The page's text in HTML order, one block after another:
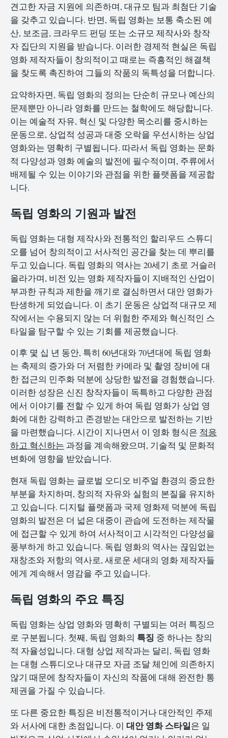
견고한 자금 지원에 의존하며, 대규모 팀과 최첨단 기술
을 갖추고 있습니다. 반면, 독립 영화는 보통 축소된 예
산, 보조금, 크라우드 펀딩 또는 소규모 제작사와 창작
자 집단의 지원을 받습니다. 이러한 경제적 현실은 독립
영화 제작자들이 창의적이고 때로는 즉흥적인 해결책
을 찾도록 촉진하여 그들의 작품의 독특성을 더합니다.
요약하자면, 독립 영화의 정의는 단순히 규모나 예산의
문제뿐만 아니라 영화를 만드는 철학에도 해당합니다.
이는 예술적 자유, 혁신 및 다양한 목소리를 중시하는
운동으로, 상업적 성공과 대중 오락을 우선시하는 상업
영화와는 명확히 구별됩니다. 따라서 독립 영화는 문화
적 다양성과 영화 예술의 발전에 필수적이며, 주류에서
배제될 수 있는 이야기와 관점을 위한 플랫폼을 제공합
니다.
독립 영화의 기원과 발전
독립 영화는 대형 제작사와 전통적인 할리우드 스튜디
오를 넘어 창의적이고 서사적인 공간을 찾는 데 뿌리를
두고 있습니다. 독립 영화의 역사는 20세기 초로 거슬러
올라가며, 비전 있는 영화 제작자들이 지배적인 산업이
부과한 규칙과 제한을 깨기로 결심하면서 대안 영화가
탄생하게 되었습니다. 이 초기 운동은 상업적 대규모 제
작에서는 수용되지 않는 더 위험한 주제와 혁신적인 스
타일을 탐구할 수 있는 기회를 제공했습니다.
이후 몇 십 년 동안, 특히 60년대와 70년대에 독립 영화
는 축제의 증가와 더 저렴한 카메라 및 촬영 장비에 대
한 접근의 민주화 덕분에 상당한 발전을 경험했습니다.
이러한 성장은 신진 창작자들이 독특하고 다양한 관점
에서 이야기를 전할 수 있게 하여 독립 영화가 상업 영
화에 대한 강력하고 존경받는 대안으로 발전하는 기반
을 마련했습니다. 시간이 지나면서 이 영화 형식은 적응
하고 혁신하는 과정을 계속해왔으며, 기술적 및 문화적
변화에 영향을 받았습니다.
현재 독립 영화는 글로벌 오디오 비주얼 환경의 중요한
부분을 차지하며, 창의적 자유와 실험의 본질을 유지하
고 있습니다. 디지털 플랫폼과 국제 영화제 덕분에 독립
영화의 발전은 더 넓은 대중이 관습에 도전하는 제작물
에 접근할 수 있게 하여 서사적이고 시각적인 다양성을
풍부하게 하고 있습니다. 독립 영화의 역사는 끊임없는
재창조와 저항의 역사로, 새로운 세대의 영화 제작자들
에게 계속해서 영감을 주고 있습니다.
독립 영화의 주요 특징
독립 영화는 상업 영화와 명확히 구별되는 여러 특징으
로 구분됩니다. 첫째, 독립 영화의 특징 중 하나는 창의
적 자율성입니다. 대형 상업 제작과는 달리, 독립 영화
는 대형 스튜디오나 대규모 자금 조달 체인에 의존하지
않기 때문에 창작자들이 자신의 작품에 대해 완전한 통
제권을 가질 수 있습니다.
또 다른 중요한 특징은 비전통적이거나 대안적인 주제
와 서사에 대한 초점입니다. 이 대안 영화 스타일은 일